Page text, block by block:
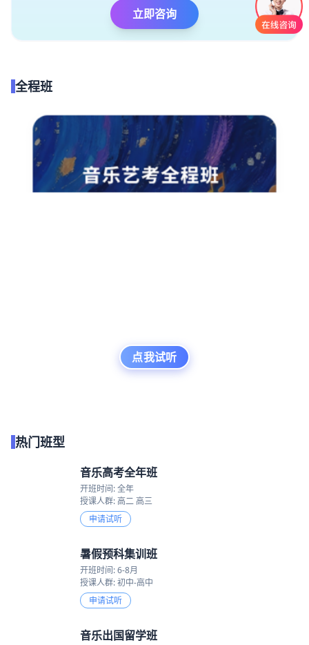
立即咨询
全程班
点我试听
热门班型
音乐高考全年班
开班时间: 全年
授课人群: 高二 高三
申请试听
暑假预科集训班
开班时间: 6-8月
授课人群: 初中-高中
申请试听
音乐出国留学班